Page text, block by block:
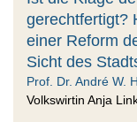
gerechtfertigt?
einer Reform
Sicht des
Prof. Dr. André W.
Volkswirtin Anja